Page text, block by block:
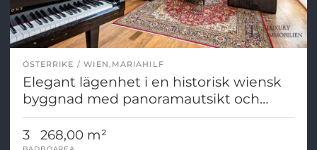
ÖSTERRIKE WIEN,MARIAHILF
Elegant lägenhet i en historisk wiensk
byggnad med panoramautsikt och
terrasser
3 268,00 m²